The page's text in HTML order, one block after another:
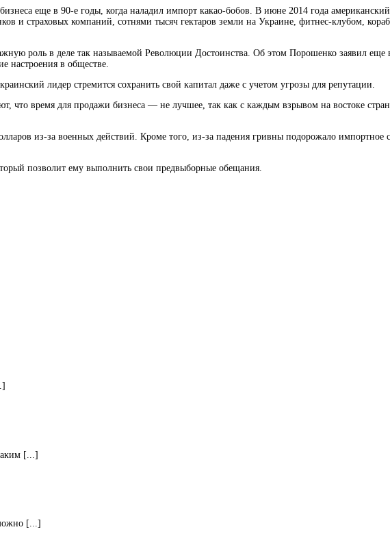
еще в 90-е годы, когда наладил импорт какао-бобов. В июне 2014 года
и страховых компаний, сотнями тысяч гектаров земли на Украине, фитнес-клубом,
роль в деле так называемой Революции Достоинства. Об этом Порошенко заявил
настроения в обществе.
лидер стремится сохранить свой капитал даже с учетом угрозы для репутации.
что время для продажи бизнеса — не лучшее, так как с каждым взрывом на востоке
из-за военных действий. Кроме того, из-за падения гривны подорожало импортное
позволит ему выполнить свои предвыборные обещания.
[...]
[...]